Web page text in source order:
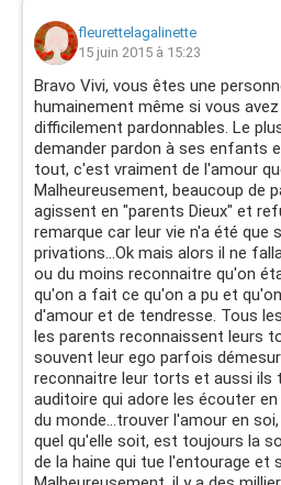
fleurettelagalinette
15 juin 2015 à 15:23
Bravo Vivi, vous êtes une
humainement même si vous
difficilement pardonnables. Le
demander pardon à ses enfants
tout, c'est vraiment de l'amour
Malheureusement, beaucoup de
agissent en "parents Dieux" et
remarque car leur vie n'a été que
privations...Ok mais alors il ne
ou du moins reconnaitre qu'on
qu'on a fait ce qu'on a pu et
d'amour et de tendresse. Tous
les parents reconnaissent leurs
souvent leur ego parfois
reconnaitre leur torts et aussi ils
auditoire qui adore les écouter
du monde...trouver l'amour en
quel qu'elle soit, est toujours la
de la haine qui tue l'entourage et